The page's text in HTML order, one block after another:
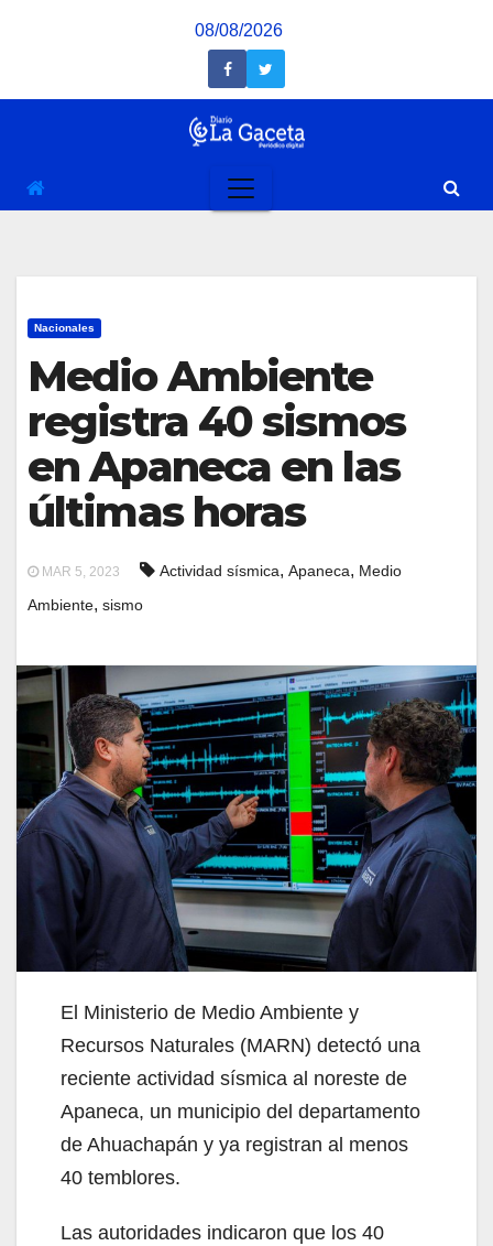
08/08/2026
Nacionales
Medio Ambiente
registra 40 sismos
en Apaneca en las
últimas horas
MAR 5, 2023 Actividad sísmica, Apaneca, Medio
Ambiente, sismo
El Ministerio de Medio Ambiente y
Recursos Naturales (MARN) detectó una
reciente actividad sísmica al noreste de
Apaneca, un municipio del departamento
de Ahuachapán y ya registran al menos
40 temblores.
Las autoridades indicaron que los 40